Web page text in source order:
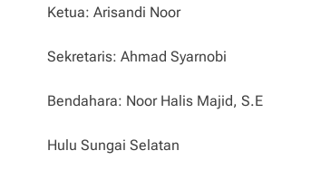
Ketua: Arisandi Noor
Sekretaris: Ahmad Syarnobi
Bendahara: Noor Halis Majid, S.E
Hulu Sungai Selatan